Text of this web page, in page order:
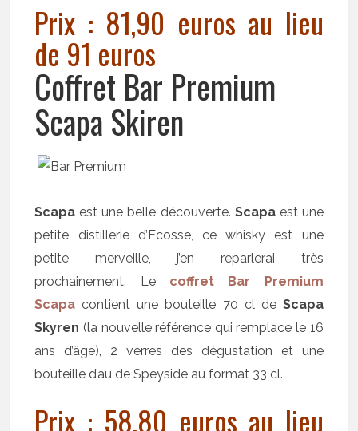
Prix : 81,90 euros au lieu
de 91 euros
Coffret Bar Premium
Scapa Skiren
Scapa est une belle découverte. Scapaest une
petite distillerie d’Ecosse, ce whisky est une
petite merveille, j’en reparlerai très
prochainement. Le coffret Bar Premium
Scapa contient une bouteille 70 cl de Scapa
Skyren (la nouvelle référence qui remplace le 16
ans d’âge), 2 verres des dégustation et une
bouteille d’au de Speyside au format 33 cl.
Prix : 58,80 euros au lieu